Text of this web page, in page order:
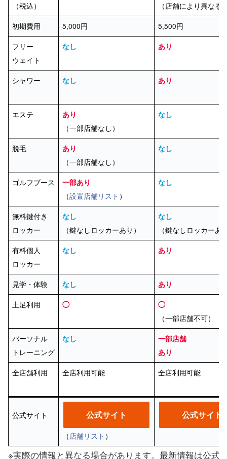
（税込）
（店舗により異なる
初期費用
5,000円
5,500円
フリー
ウェイト
なし あり
シャワー なし あり
エステ あり
（一部店舗なし）
なし
脱毛 あり
（一部店舗なし）
なし
ゴルフブース 一部あり
（設置店舗リスト ）
なし
無料鍵付き
ロッカー
なし
（鍵なしロッカーあり）
なし
（鍵なしロッカーあ
有料個人
ロッカー
なし あり
見学・体験 なし あり
土足利用 ◯ ◯
（一部店舗不可）
パーソナル
トレーニング
なし
一部店舗
あり
全店舗利用 全店利用可能 全店利用可能
公式サイト 公式サイト
（店舗リスト ）
公式サイト
※実際の情報と異なる場合があります。最新情報は公式